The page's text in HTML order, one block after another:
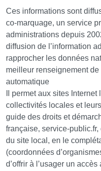
Ces informations sont
co-marquage, un service
administrations depuis
diffusion de l’information
rapprocher les données
meilleur renseignement de
automatique
Il permet aux sites
collectivités locales et
guide des droits et
française, service-
du site local, en le
(coordonnées
d’offrir à l’usager un